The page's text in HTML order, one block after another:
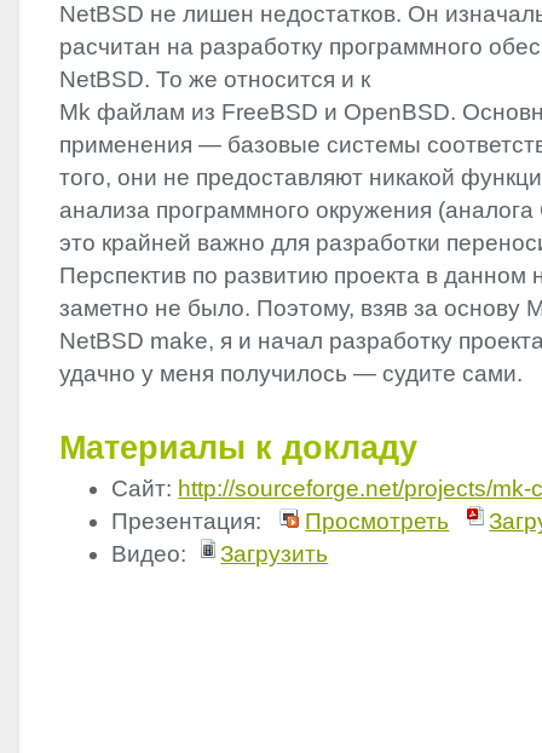
NetBSD не лишен недостатков. Он
расчитан на разработку программного
NetBSD. То же относится и к
Mk файлам из FreeBSD и OpenBSD.
применения — базовые системы
того, они не предоставляют никакой
анализа программного окружения (аналога
это крайней важно для разработки
Перспектив по развитию проекта в данном
заметно не было. Поэтому, взяв за оcнову
NetBSD make, я и начал разработку
удачно у меня получилось — судите сами.
Материалы к докладу
Сайт: http://sourceforge.net/projects/mk-
Презентация:
Просмотреть
Видео:
Загрузить